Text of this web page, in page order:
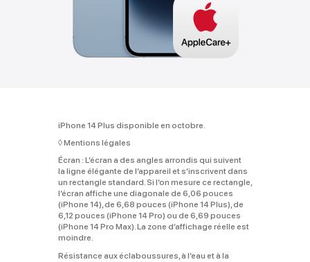
iPhone 14 Plus disponible en octobre.
◊Mentions légales
Écran : L’écran a des angles arrondis qui suivent
la ligne élégante de l’appareil et s’inscrivent dans
un rectangle standard. Si l’on mesure ce rectangle,
l’écran affiche une diagonale de 6,06 pouces
(iPhone 14), de 6,68 pouces (iPhone 14 Plus), de
6,12 pouces (iPhone 14 Pro) ou de 6,69 pouces
(iPhone 14 Pro Max). La zone d’affichage réelle est
moindre.
Résistance aux éclaboussures, à l’eau et à la